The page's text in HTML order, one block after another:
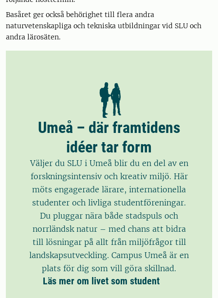
Basåret ger också behörighet till flera andra
naturvetenskapliga och tekniska utbildningar vid SLU och
andra lärosäten.
Umeå – där framtidens
idéer tar form
Väljer du SLU i Umeå blir du en del av en
forskningsintensiv och kreativ miljö. Här
möts engagerade lärare, internationella
studenter och livliga studentföreningar.
Du pluggar nära både stadspuls och
norrländsk natur – med chans att bidra
till lösningar på allt från miljöfrågor till
landskapsutveckling. Campus Umeå är en
plats för dig som vill göra skillnad.
Läs mer om livet som student